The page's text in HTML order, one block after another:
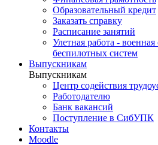
Образовательный кредит
Заказать справку
Расписание занятий
Улетная работа -
беспилотных систем
Выпускникам
Выпускникам
Центр содействия
Работодателю
Банк вакансий
Поступление в СибУПК
Контакты
Moodle